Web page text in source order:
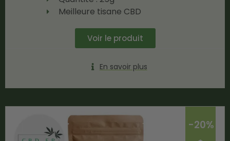
Meilleure tisane CBD
Voir le produit
En savoir plus
-20%